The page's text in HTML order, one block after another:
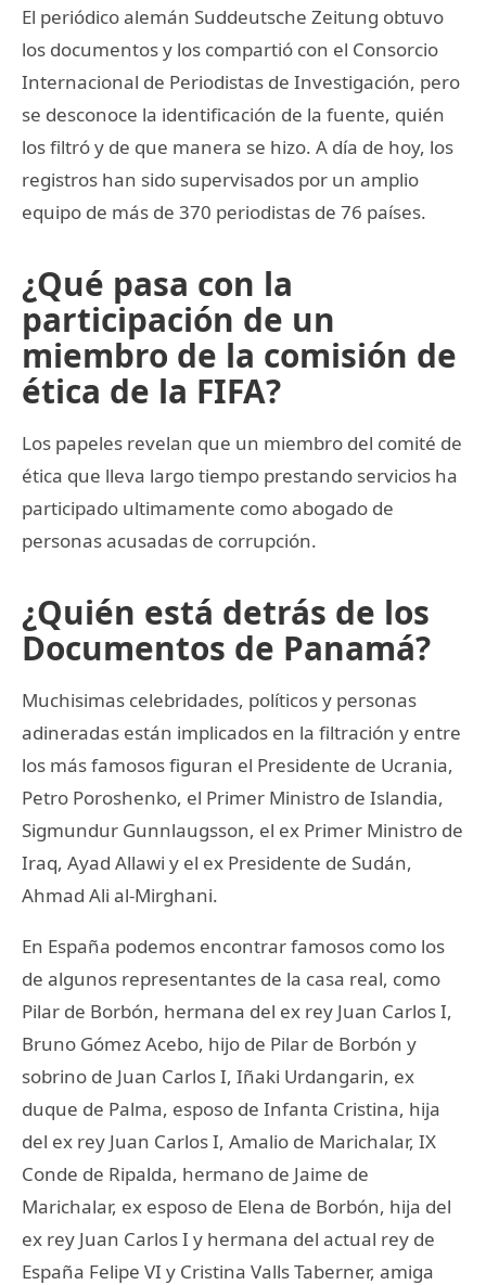
El periódico alemán Suddeutsche Zeitung obtuvo
los documentos y los compartió con el Consorcio
Internacional de Periodistas de Investigación, pero
se desconoce la identificación de la fuente, quién
los filtró y de que manera se hizo. A día de hoy, los
registros han sido supervisados por un amplio
equipo de más de 370 periodistas de 76 países.
¿Qué pasa con la
participación de un
miembro de la comisión de
ética de la FIFA?
Los papeles revelan que un miembro del comité de
ética que lleva largo tiempo prestando servicios ha
participado ultimamente como abogado de
personas acusadas de corrupción.
¿Quién está detrás de los
Documentos de Panamá?
Muchisimas celebridades, políticos y personas
adineradas están implicados en la filtración y entre
los más famosos figuran el Presidente de Ucrania,
Petro Poroshenko, el Primer Ministro de Islandia,
Sigmundur Gunnlaugsson, el ex Primer Ministro de
Iraq, Ayad Allawi y el ex Presidente de Sudán,
Ahmad Ali al-Mirghani.
En España podemos encontrar famosos como los
de algunos representantes de la casa real, como
Pilar de Borbón, hermana del ex rey Juan Carlos I,
Bruno Gómez Acebo, hijo de Pilar de Borbón y
sobrino de Juan Carlos I, Iñaki Urdangarin, ex
duque de Palma, esposo de Infanta Cristina, hija
del ex rey Juan Carlos I, Amalio de Marichalar, IX
Conde de Ripalda, hermano de Jaime de
Marichalar, ex esposo de Elena de Borbón, hija del
ex rey Juan Carlos I y hermana del actual rey de
España Felipe VI y Cristina Valls Taberner, amiga